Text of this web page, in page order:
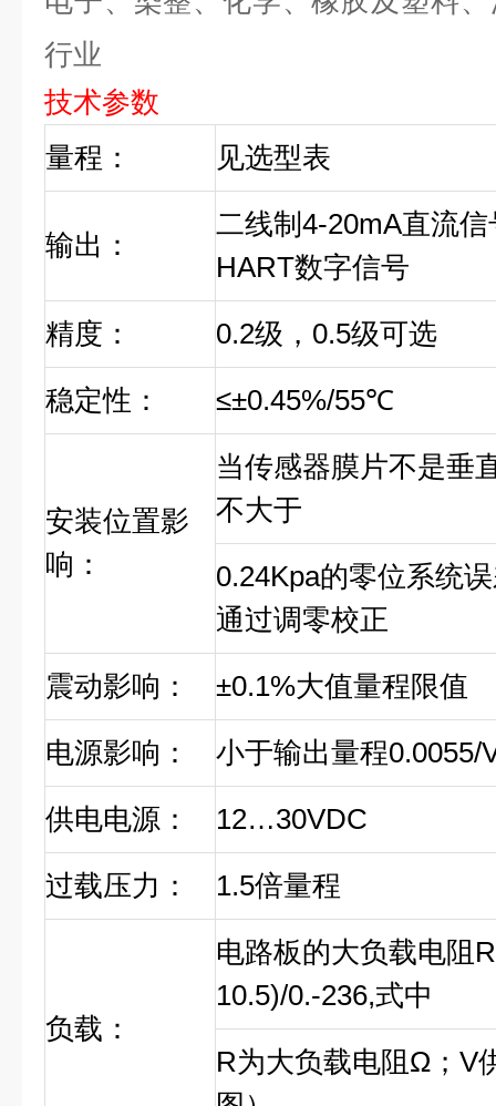
行业
技术参数
量程：
见选型表
输出：
二线制4-20mA直流
HART数字信号
精度：
0.2级，0.5级可选
稳定性：
≤±0.45%/55℃
安装位置影
响：
当传感器膜片不是垂
不大于
0.24Kpa的零位系统
通过调零校正
震动影响：
±0.1%大值量程限值
电源影响：
小于输出量程0.0055/
供电电源：
12…30VDC
过载压力：
1.5倍量程
负载：
电路板的大负载电阻
10.5)/0.-236,式中
R为大负载电阻Ω；V